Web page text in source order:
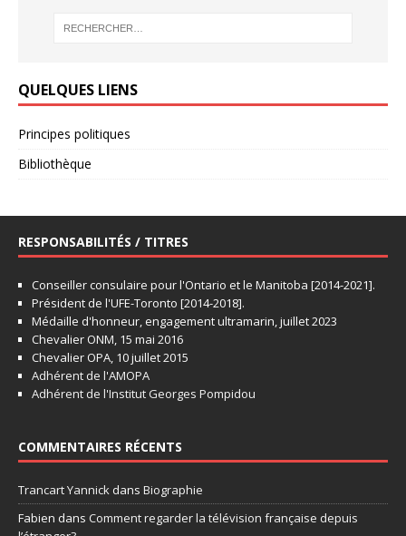
QUELQUES LIENS
Principes politiques
Bibliothèque
RESPONSABILITÉS / TITRES
Conseiller consulaire pour l'Ontario et le Manitoba [2014-2021].
Président de l'UFE-Toronto [2014-2018].
Médaille d'honneur, engagement ultramarin, juillet 2023
Chevalier ONM, 15 mai 2016
Chevalier OPA, 10 juillet 2015
Adhérent de l'AMOPA
Adhérent de l'Institut Georges Pompidou
COMMENTAIRES RÉCENTS
Trancart Yannick dans Biographie
Fabien dans Comment regarder la télévision française depuis